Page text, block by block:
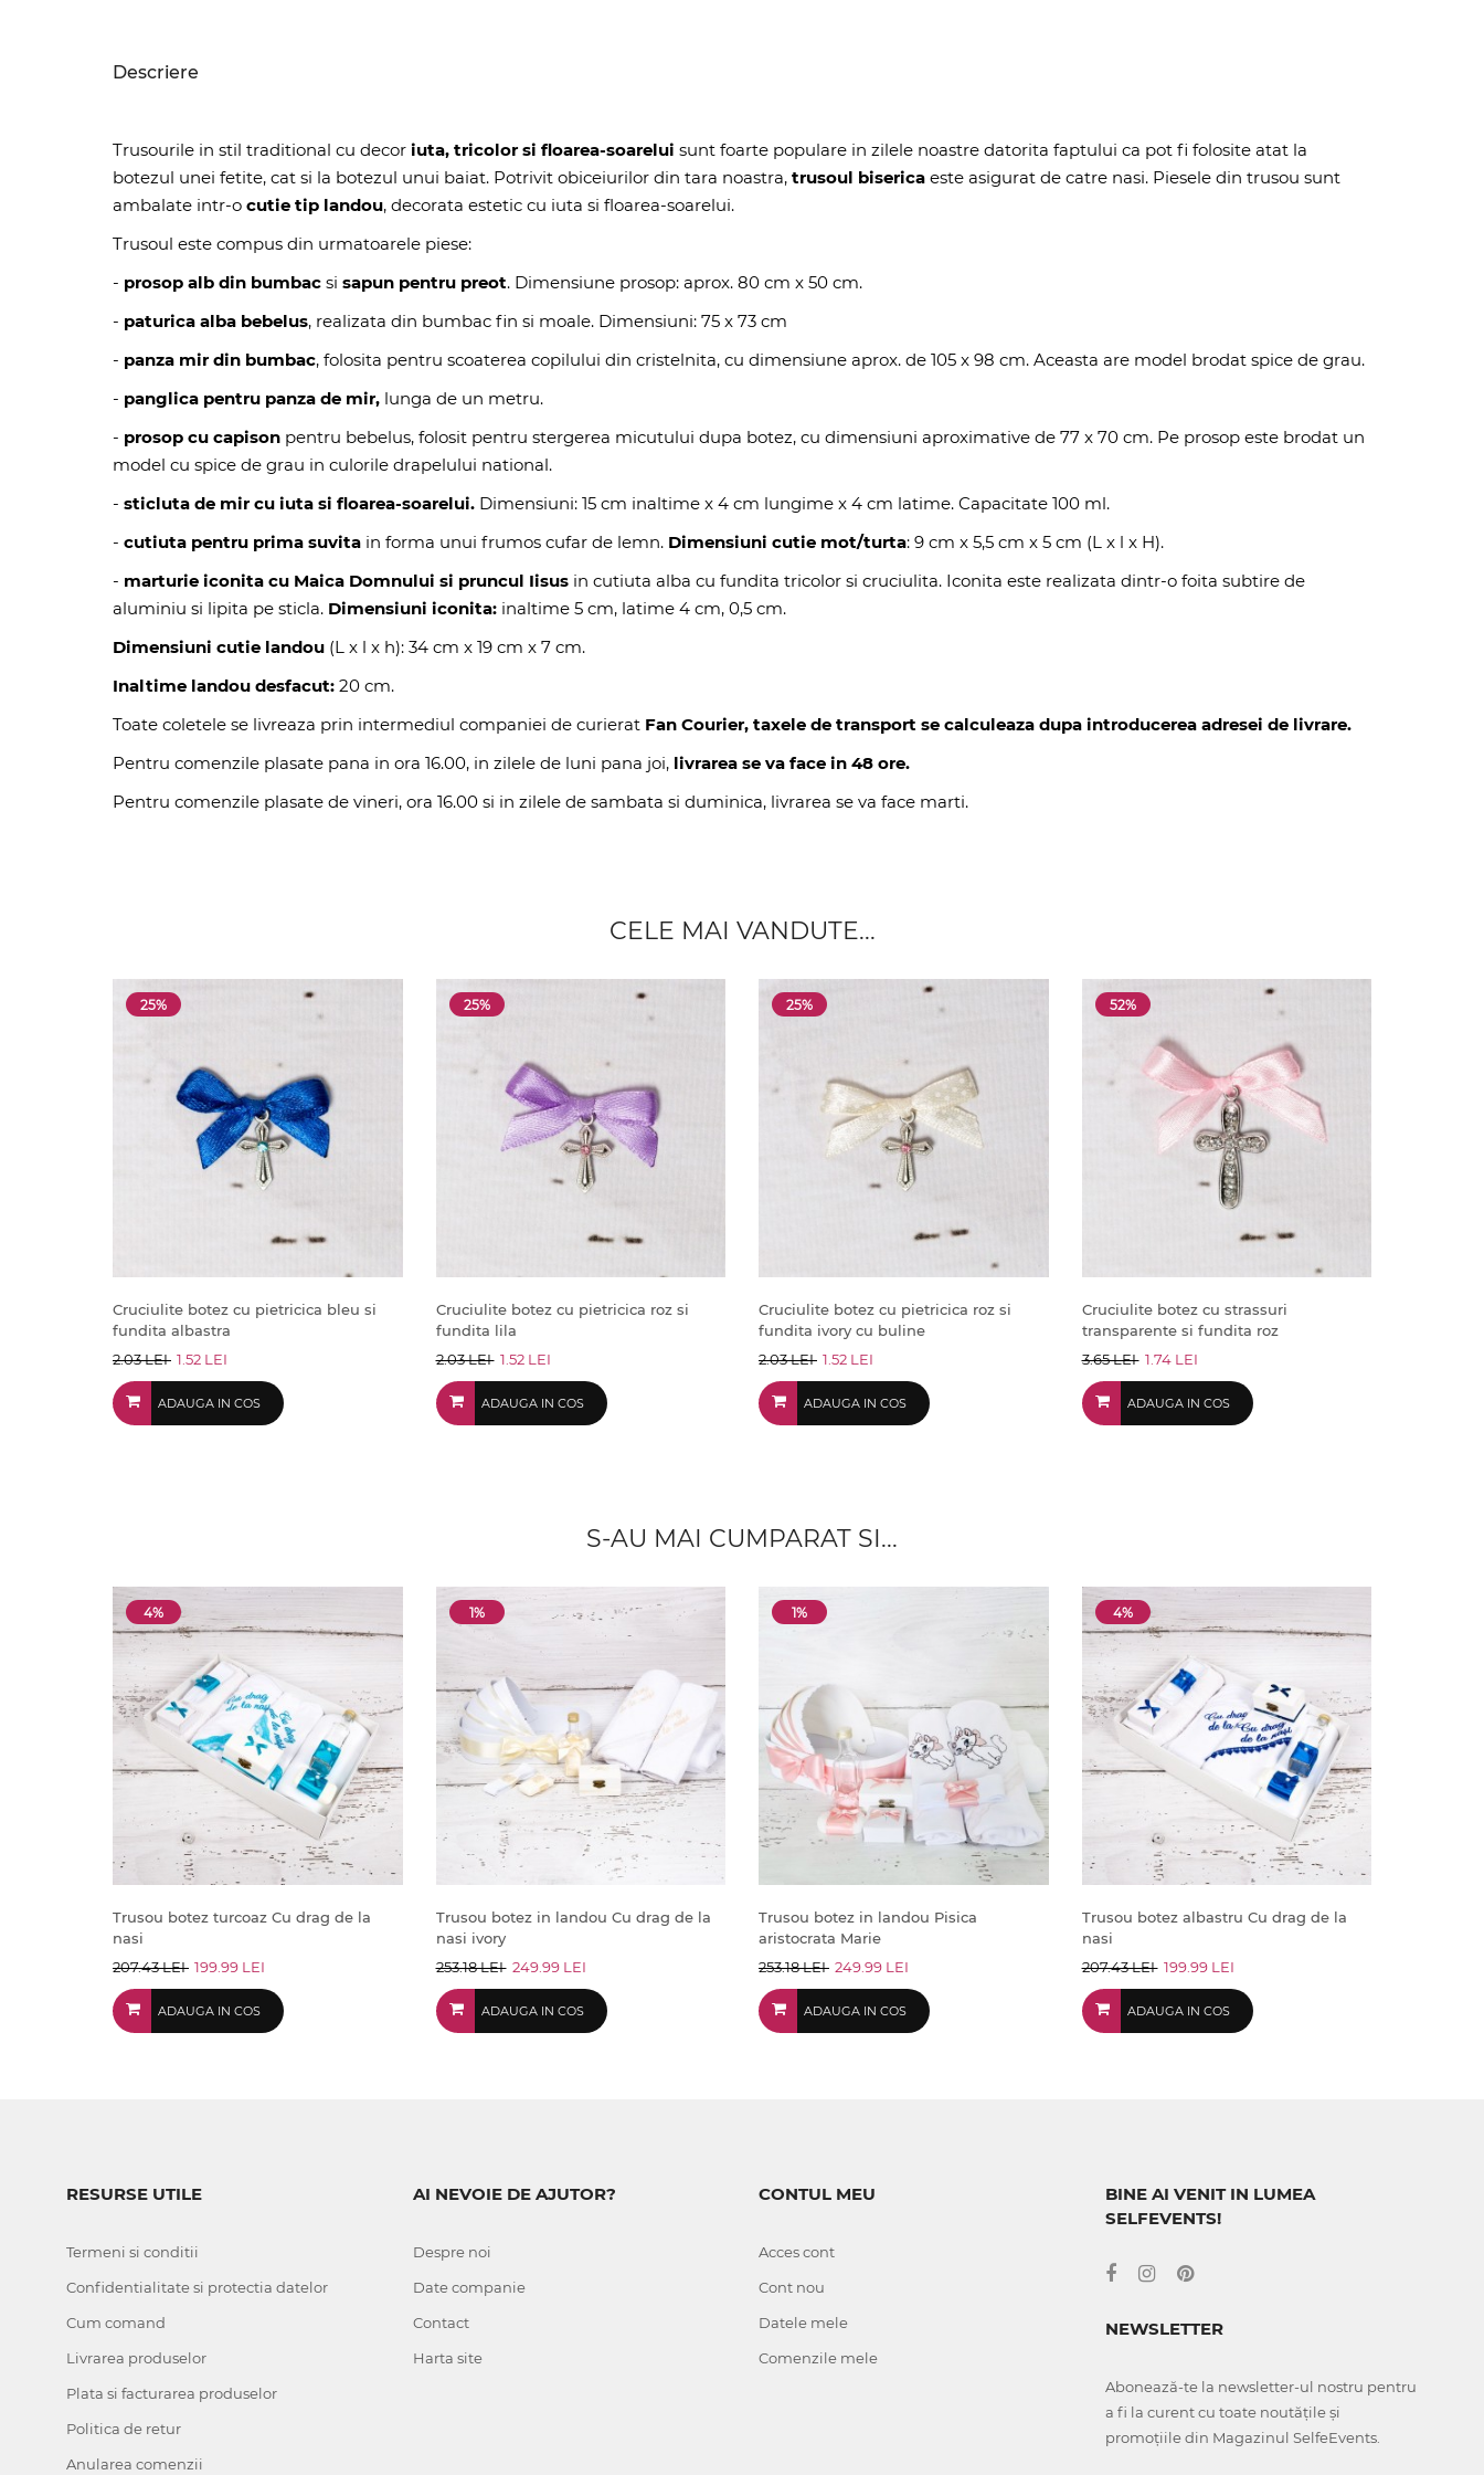
Descriere
Trusourile in stil traditional cu decor iuta, tricolor si floarea-soarelui sunt foarte populare in zilele noastre datorita faptului ca pot fi folosite atat la
botezul unei fetite, cat si la botezul unui baiat. Potrivit obiceiurilor din tara noastra, trusoul biserica este asigurat de catre nasi. Piesele din trusou sunt
ambalate intr-o cutie tip landou, decorata estetic cu iuta si floarea-soarelui.
Trusoul este compus din urmatoarele piese:
- prosop alb din bumbac si sapun pentru preot. Dimensiune prosop: aprox. 80 cm x 50 cm.
- paturica alba bebelus, realizata din bumbac fin si moale. Dimensiuni: 75 x 73 cm
- panza mir din bumbac, folosita pentru scoaterea copilului din cristelnita, cu dimensiune aprox. de 105 x 98 cm. Aceasta are model brodat spice de grau.
- panglica pentru panza de mir, lunga de un metru.
- prosop cu capison pentru bebelus, folosit pentru stergerea micutului dupa botez, cu dimensiuni aproximative de 77 x 70 cm. Pe prosop este brodat un
model cu spice de grau in culorile drapelului national.
- sticluta de mir cu iuta si floarea-soarelui. Dimensiuni: 15 cm inaltime x 4 cm lungime x 4 cm latime. Capacitate 100 ml.
- cutiuta pentru prima suvita in forma unui frumos cufar de lemn. Dimensiuni cutie mot/turta: 9 cm x 5,5 cm x 5 cm (L x l x H).
- marturie iconita cu Maica Domnului si pruncul Iisus in cutiuta alba cu fundita tricolor si cruciulita. Iconita este realizata dintr-o foita subtire de
aluminiu si lipita pe sticla. Dimensiuni iconita: inaltime 5 cm, latime 4 cm, 0,5 cm.
Dimensiuni cutie landou (L x l x h): 34 cm x 19 cm x 7 cm.
Inaltime landou desfacut: 20 cm.
Toate coletele se livreaza prin intermediul companiei de curierat Fan Courier, taxele de transport se calculeaza dupa introducerea adresei de livrare.
Pentru comenzile plasate pana in ora 16.00, in zilele de luni pana joi, livrarea se va face in 48 ore.
Pentru comenzile plasate de vineri, ora 16.00 si in zilele de sambata si duminica, livrarea se va face marti.
CELE MAI VANDUTE...
25%
Cruciulite botez cu pietricica bleu si
fundita albastra
2.03 LEI 1.52 LEI
ADAUGA IN COS
25%
Cruciulite botez cu pietricica roz si
fundita lila
2.03 LEI 1.52 LEI
ADAUGA IN COS
25%
Cruciulite botez cu pietricica roz si
fundita ivory cu buline
2.03 LEI 1.52 LEI
ADAUGA IN COS
52%
Cruciulite botez cu strassuri
transparente si fundita roz
3.65 LEI 1.74 LEI
ADAUGA IN COS
S-AU MAI CUMPARAT SI...
4%
Trusou botez turcoaz Cu drag de la
nasi
207.43 LEI 199.99 LEI
ADAUGA IN COS
1%
Trusou botez in landou Cu drag de la
nasi ivory
253.18 LEI 249.99 LEI
ADAUGA IN COS
1%
Trusou botez in landou Pisica
aristocrata Marie
253.18 LEI 249.99 LEI
ADAUGA IN COS
4%
Trusou botez albastru Cu drag de la
nasi
207.43 LEI 199.99 LEI
ADAUGA IN COS
RESURSE UTILE
Termeni si conditii
Confidentialitate si protectia datelor
Cum comand
Livrarea produselor
Plata si facturarea produselor
Politica de retur
Anularea comenzii
AI NEVOIE DE AJUTOR?
Despre noi
Date companie
Contact
Harta site
CONTUL MEU
Acces cont
Cont nou
Datele mele
Comenzile mele
BINE AI VENIT IN LUMEA
SELFEVENTS!
NEWSLETTER
Abonează-te la newsletter-ul nostru pentru
a fi la curent cu toate noutățile și
promoțiile din Magazinul SelfeEvents.